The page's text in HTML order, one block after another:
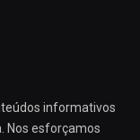
informativos
Nos esforçamos